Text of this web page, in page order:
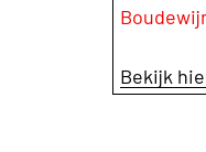
Bekijk